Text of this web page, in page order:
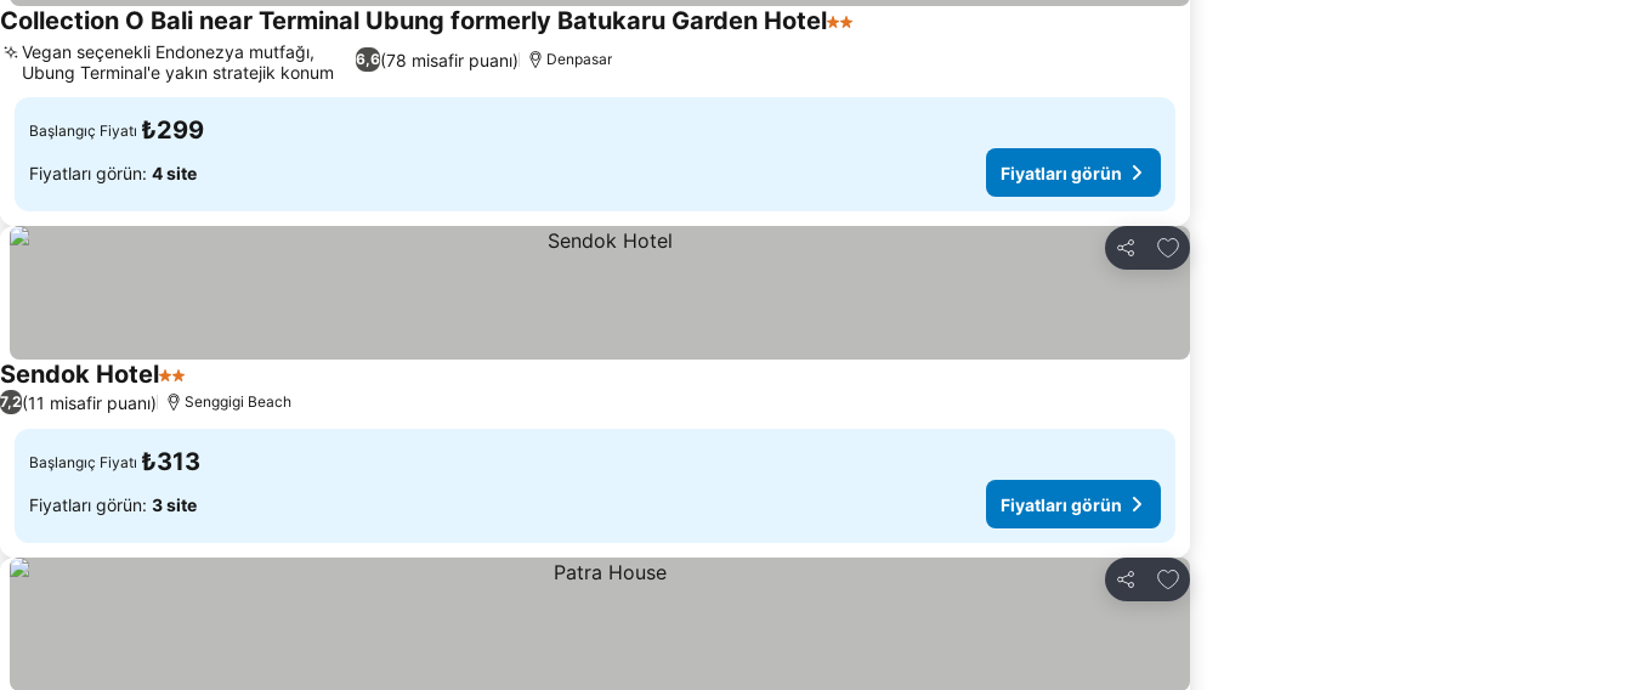
Collection O Bali near Terminal Ubung formerly Batukaru Garden Hotel2 Yıldız
6,6(78 misafir puanı)
Vegan seçenekli Endonezya mutfağı,
Ubung Terminal'e yakın stratejik konum
Denpasar
Başlangıç Fiyatı ₺299
Fiyatları görün: 4 site Fiyatları görün
Paylaş
Favorilerime ekle
Sendok Hotel2 Yıldız
7,2(11 misafir puanı) Senggigi Beach
Başlangıç Fiyatı ₺313
Fiyatları görün: 3 site Fiyatları görün
Paylaş
Favorilerime ekle